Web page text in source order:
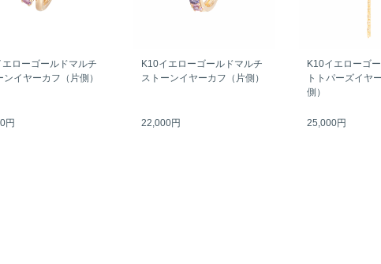
エローゴールドマルチ
ンイヤーカフ（片側）
円
K10イエローゴールドマルチ
ストーンイヤーカフ（片側）
22,000円
K10イエローゴ
トトパーズイヤ
側）
25,000円